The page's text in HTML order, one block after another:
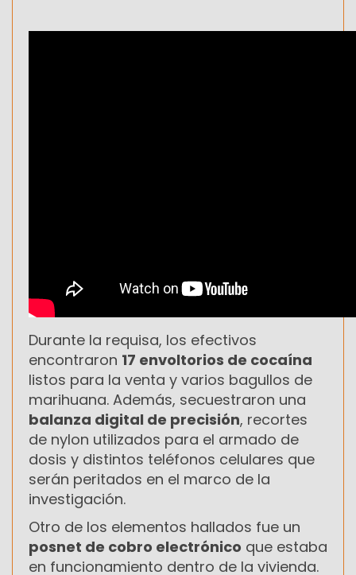
Durante la requisa, los efectivos
encontraron 17 envoltorios de cocaína
listos para la venta y varios bagullos de
marihuana. Además, secuestraron una
balanza digital de precisión, recortes
de nylon utilizados para el armado de
dosis y distintos teléfonos celulares que
serán peritados en el marco de la
investigación.
Otro de los elementos hallados fue un
posnet de cobro electrónico que estaba
en funcionamiento dentro de la vivienda.